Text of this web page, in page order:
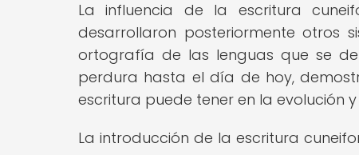
La influencia de la escritura
desarrollaron posteriormente otros
ortografía de las lenguas que se
perdura hasta el día de hoy,
escritura puede tener en la evolución
La introducción de la escritura